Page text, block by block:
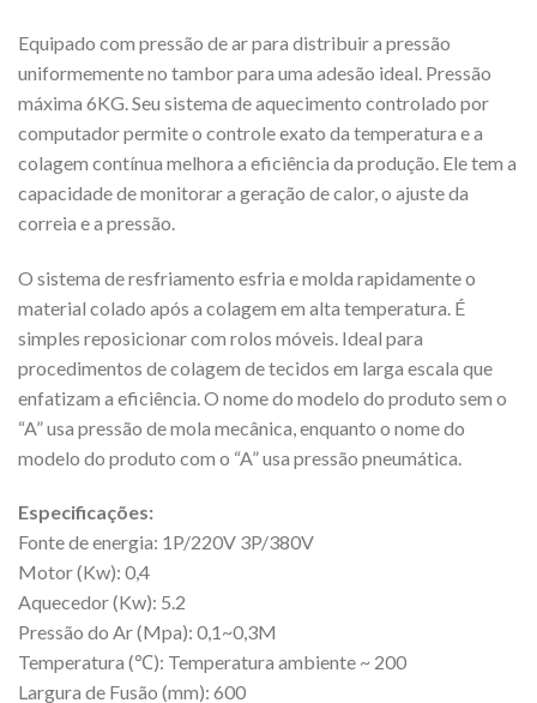
Equipado com pressão de ar para distribuir a pressão
uniformemente no tambor para uma adesão ideal. Pressão
máxima 6KG. Seu sistema de aquecimento controlado por
computador permite o controle exato da temperatura e a
colagem contínua melhora a eficiência da produção. Ele tem a
capacidade de monitorar a geração de calor, o ajuste da
correia e a pressão.
O sistema de resfriamento esfria e molda rapidamente o
material colado após a colagem em alta temperatura. É
simples reposicionar com rolos móveis. Ideal para
procedimentos de colagem de tecidos em larga escala que
enfatizam a eficiência. O nome do modelo do produto sem o
“A” usa pressão de mola mecânica, enquanto o nome do
modelo do produto com o “A” usa pressão pneumática.
Especificações:
Fonte de energia: 1P/220V 3P/380V
Motor (Kw): 0,4
Aquecedor (Kw): 5.2
Pressão do Ar (Mpa): 0,1~0,3M
Temperatura (℃): Temperatura ambiente ~ 200
Largura de Fusão (mm): 600